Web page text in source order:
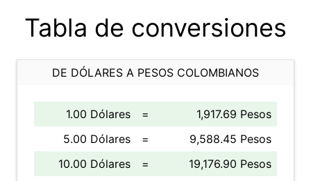
Tabla de conversiones
DE DÓLARES A PESOS COLOMBIANOS
1.00 Dólares =
1,917.69 Pesos
5.00 Dólares
=
9,588.45 Pesos
10.00 Dólares
=
19,176.90 Pesos